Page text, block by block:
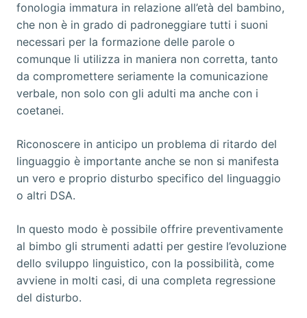
fonologia immatura in relazione all’età del bambino,
che non è in grado di padroneggiare tutti i suoni
necessari per la formazione delle parole o
comunque li utilizza in maniera non corretta, tanto
da compromettere seriamente la comunicazione
verbale, non solo con gli adulti ma anche con i
coetanei.
Riconoscere in anticipo un problema di ritardo del
linguaggio è importante anche se non si manifesta
un vero e proprio disturbo specifico del linguaggio
o altri DSA.
In questo modo è possibile offrire preventivamente
al bimbo gli strumenti adatti per gestire l’evoluzione
dello sviluppo linguistico, con la possibilità, come
avviene in molti casi, di una completa regressione
del disturbo.